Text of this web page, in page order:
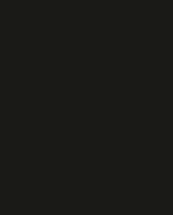
de Botafogo x Fluminense pelo
chega a 15 mil ingressos vendidos de